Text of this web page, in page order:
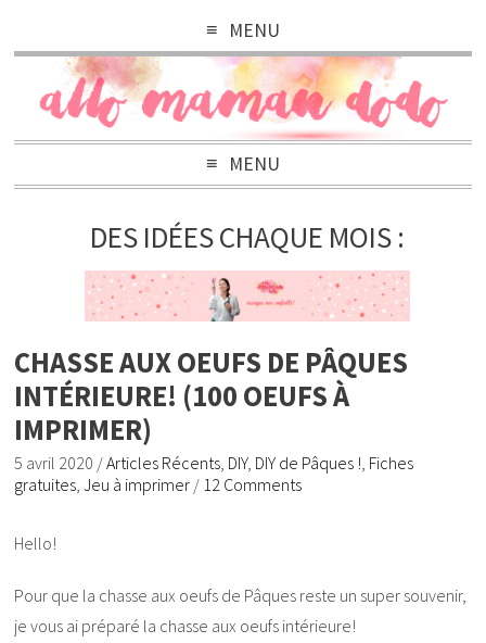
MENU
MENU
DES IDÉES CHAQUE MOIS :
CHASSE AUX OEUFS DE PÂQUES
INTÉRIEURE! (100 OEUFS À
IMPRIMER)
5 avril 2020 /Articles Récents DIY, DIY de Pâques ! Fiches
gratuites ,Jeu à imprimer / 12 Comments
Hello!
Pour que la chasse aux oeufs de Pâques reste un super souvenir,
je vous ai préparé la chasse aux oeufs intérieure!